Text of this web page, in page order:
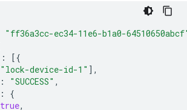
"ff36a3cc-ec34-11e6-b1a0-
:
[{
"lock-device-id-1" ],
: "SUCCESS" ,
:
{
true,